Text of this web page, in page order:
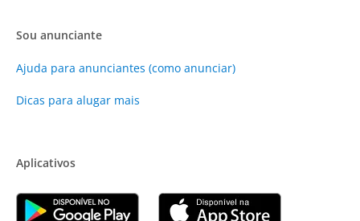
Sou anunciante
Ajuda para anunciantes (como anunciar)
Dicas para alugar mais
Aplicativos